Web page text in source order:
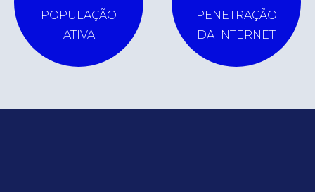
POPULAÇÃO
ATIVA
PENETRAÇÃO
DA INTERNET